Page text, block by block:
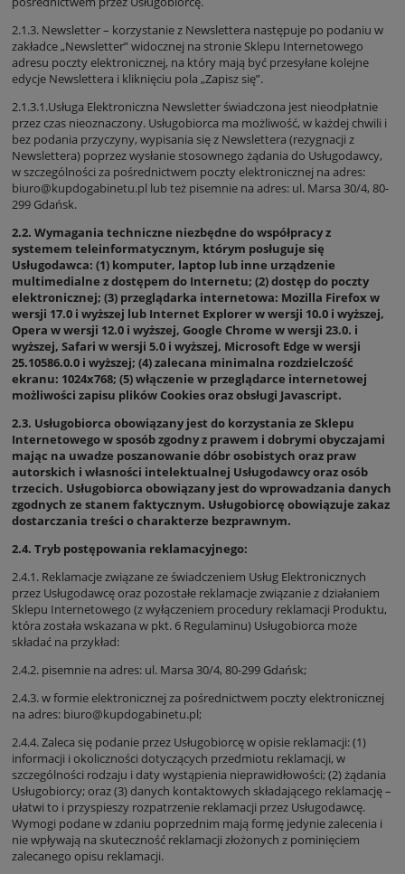
2.1.3. Newsletter – korzystanie z Newslettera następuje po podaniu w
zakładce „Newsletter” widocznej na stronie Sklepu Internetowego
adresu poczty elektronicznej, na który mają być przesyłane kolejne
edycje Newslettera i kliknięciu pola „Zapisz się”.
2.1.3.1.Usługa Elektroniczna Newsletter świadczona jest nieodpłatnie
przez czas nieoznaczony. Usługobiorca ma możliwość, w każdej chwili i
bez podania przyczyny, wypisania się z Newslettera (rezygnacji z
Newslettera) poprzez wysłanie stosownego żądania do Usługodawcy,
w szczególności za pośrednictwem poczty elektronicznej na adres:
biuro@kupdogabinetu.pl lub też pisemnie na adres: ul. Marsa 30/4, 80-
299 Gdańsk.
2.2. Wymagania techniczne niezbędne do współpracy z
systemem teleinformatycznym, którym posługuje się
Usługodawca: (1) komputer, laptop lub inne urządzenie
multimedialne z dostępem do Internetu; (2) dostęp do poczty
elektronicznej; (3) przeglądarka internetowa: Mozilla Firefox w
wersji 17.0 i wyższej lub Internet Explorer w wersji 10.0 i wyższej,
Opera w wersji 12.0 i wyższej, Google Chrome w wersji 23.0. i
wyższej, Safari w wersji 5.0 i wyższej, Microsoft Edge w wersji
25.10586.0.0 i wyższej; (4) zalecana minimalna rozdzielczość
ekranu: 1024x768; (5) włączenie w przeglądarce internetowej
możliwości zapisu plików Cookies oraz obsługi Javascript.
2.3. Usługobiorca obowiązany jest do korzystania ze Sklepu
Internetowego w sposób zgodny z prawem i dobrymi obyczajami
mając na uwadze poszanowanie dóbr osobistych oraz praw
autorskich i własności intelektualnej Usługodawcy oraz osób
trzecich. Usługobiorca obowiązany jest do wprowadzania danych
zgodnych ze stanem faktycznym. Usługobiorcę obowiązuje zakaz
dostarczania treści o charakterze bezprawnym.
2.4. Tryb postępowania reklamacyjnego:
2.4.1. Reklamacje związane ze świadczeniem Usług Elektronicznych
przez Usługodawcę oraz pozostałe reklamacje związanie z działaniem
Sklepu Internetowego (z wyłączeniem procedury reklamacji Produktu,
która została wskazana w pkt. 6 Regulaminu) Usługobiorca może
składać na przykład:
2.4.2. pisemnie na adres: ul. Marsa 30/4, 80-299 Gdańsk;
2.4.3. w formie elektronicznej za pośrednictwem poczty elektronicznej
na adres: biuro@kupdogabinetu.pl;
2.4.4. Zaleca się podanie przez Usługobiorcę w opisie reklamacji: (1)
informacji i okoliczności dotyczących przedmiotu reklamacji, w
szczególności rodzaju i daty wystąpienia nieprawidłowości; (2) żądania
Usługobiorcy; oraz (3) danych kontaktowych składającego reklamację –
ułatwi to i przyspieszy rozpatrzenie reklamacji przez Usługodawcę.
Wymogi podane w zdaniu poprzednim mają formę jedynie zalecenia i
nie wpływają na skuteczność reklamacji złożonych z pominięciem
zalecanego opisu reklamacji.